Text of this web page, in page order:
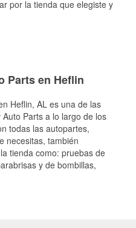
por la tienda que elegiste y
Parts en Heflin
Heflin, AL es una de las
Parts a lo largo de los
todas las autopartes,
necesitas, también
tienda como: pruebas de
y de bombillas,